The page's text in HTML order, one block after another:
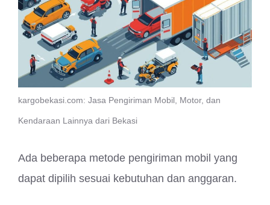
kargobekasi.com: Jasa Pengiriman Mobil, Motor, dan
Kendaraan Lainnya dari Bekasi
Ada beberapa metode pengiriman mobil yang
dapat dipilih sesuai kebutuhan dan anggaran.